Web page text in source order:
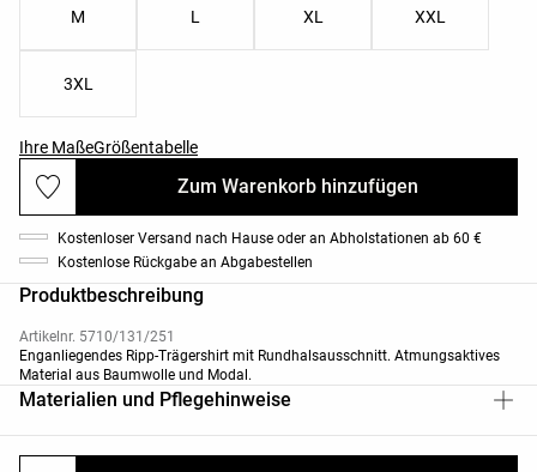
M L XL XXL
3XL
Ihre MaßeGrößentabelle
Zum Warenkorb hinzufügen
Kostenloser Versand nach Hause oder an Abholstationen ab 60 €
Kostenlose Rückgabe an Abgabestellen
Produktbeschreibung
Artikelnr. 5710/131/251
Enganliegendes Ripp-Trägershirt mit Rundhalsausschnitt. Atmungsaktives
Material aus Baumwolle und Modal.
Materialien und Pflegehinweise